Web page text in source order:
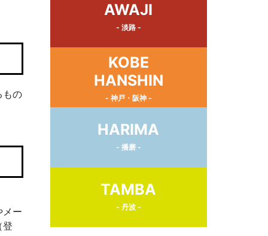
もの
メー
登
AWAJI
- 淡路 -
KOBE
HANSHIN
- 神戸・阪神 -
HARIMA
- 播磨 -
TAMBA
- 丹波 -